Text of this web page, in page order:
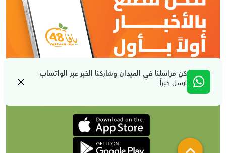
كن مراسلنا في الميدان وشاركنا الخبر عبر الواتساب
ارسل خبراً